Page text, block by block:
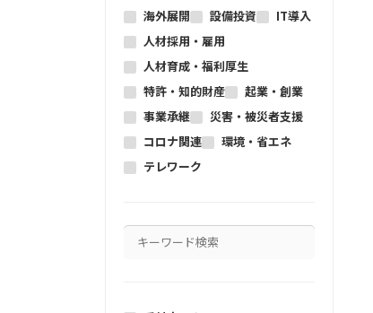
海外展開
設備投資
IT導入
人材採用・雇用
人材育成・福利厚生
特許・知的財産
起業・創業
事業承継
災害・被災者支援
コロナ関連
環境・省エネ
テレワーク